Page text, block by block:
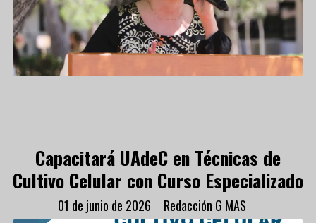
Capacitará UAdeC en Técnicas de
Cultivo Celular con Curso Especializado
Redacción G MAS
01 de junio de 2026